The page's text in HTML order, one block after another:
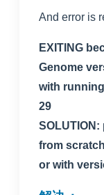
And error is
EXITING
Genome
with
29
from
or with